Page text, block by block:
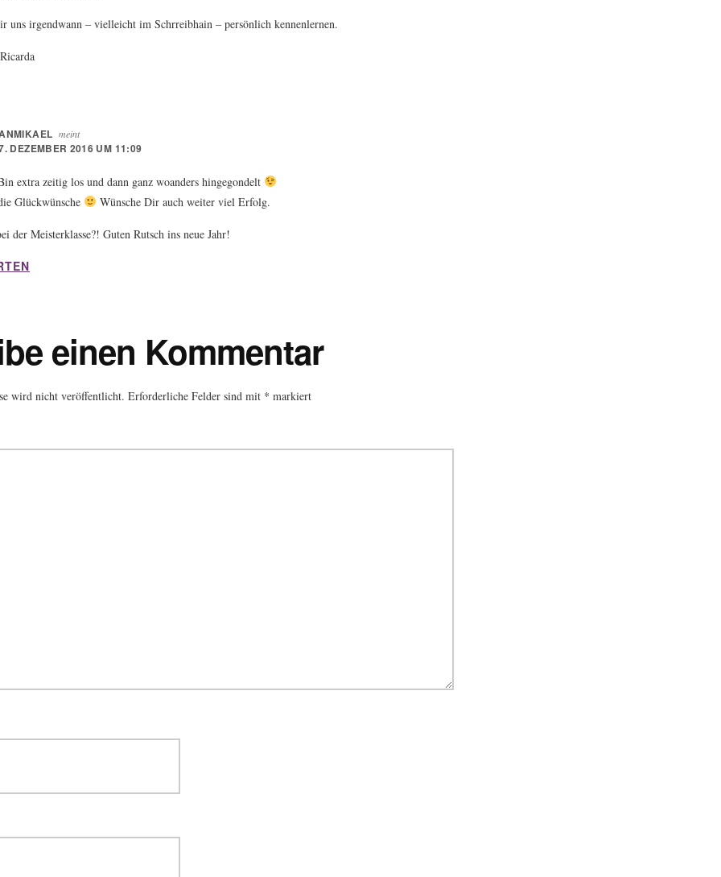
uns irgendwann – vielleicht im Schrreibhain – persönlich kennenlernen.
meint
DEZEMBER 2016 UM 11:09
extra zeitig los und dann ganz woanders hingegondelt
Glückwünsche
Wünsche Dir auch weiter viel Erfolg.
der Meisterklasse?! Guten Rutsch ins neue Jahr!
einen Kommentar
wird nicht veröffentlicht. Erforderliche Felder sind mit * markiert